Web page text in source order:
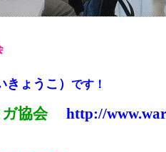
ょうこ） です！
ガ協会 http://